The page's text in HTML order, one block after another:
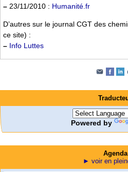
– 23/11/2010 : Humanité.fr
D’autres sur le journal CGT des
ce site) :
– Info Luttes
Powered by
Agenda
► voir en